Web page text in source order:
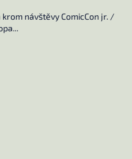
návštěvy ComicCon jr. /